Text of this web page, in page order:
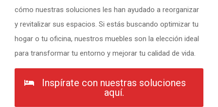
cómo nuestras soluciones les han ayudado a reorganizar
y revitalizar sus espacios. Si estás buscando optimizar tu
hogar o tu oficina, nuestros muebles son la elección ideal
para transformar tu entorno y mejorar tu calidad de vida.
Inspírate con nuestras soluciones
aquí.